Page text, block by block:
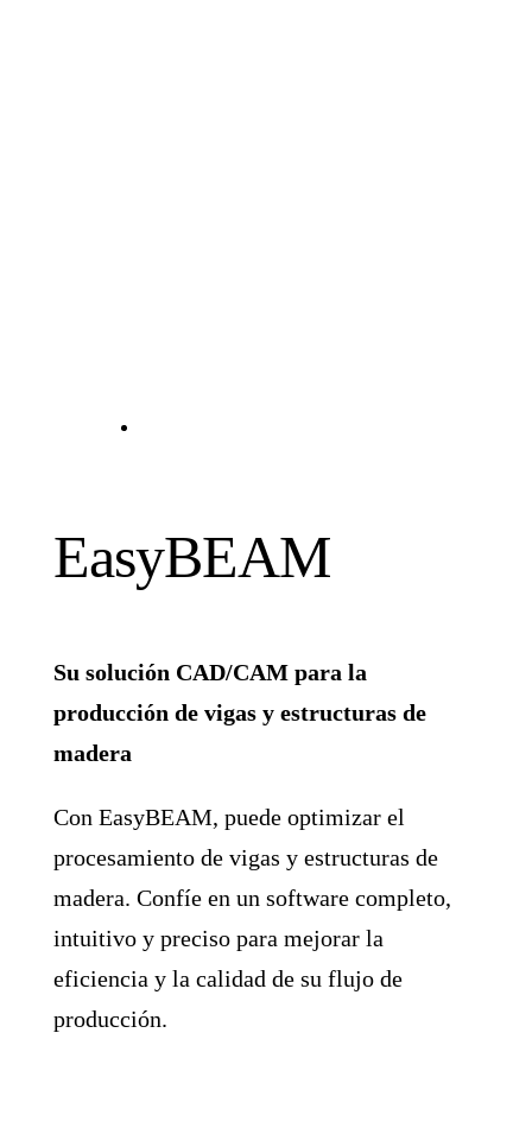
EasyBEAM
Su solución CAD/CAM para la
producción de vigas y estructuras de
madera
Con EasyBEAM, puede optimizar el
procesamiento de vigas y estructuras de
madera. Confíe en un software completo,
intuitivo y preciso para mejorar la
eficiencia y la calidad de su flujo de
producción.